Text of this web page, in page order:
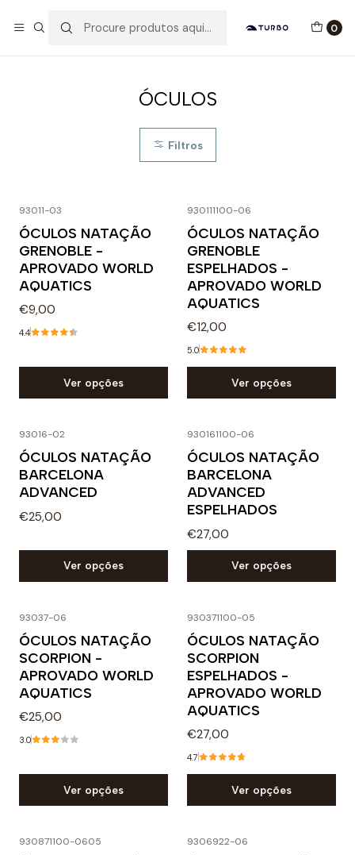
0
ÓCULOS
Filtros
93011-03
ÓCULOS NATAÇÃO
GRENOBLE -
APROVADO WORLD
AQUATICS
€9,00
4.4
Ver opções
930111100-06
ÓCULOS NATAÇÃO
GRENOBLE
ESPELHADOS -
APROVADO WORLD
AQUATICS
€12,00
5.0
Ver opções
93016-02
ÓCULOS NATAÇÃO
BARCELONA
ADVANCED
€25,00
Ver opções
930161100-06
ÓCULOS NATAÇÃO
BARCELONA
ADVANCED
ESPELHADOS
€27,00
Ver opções
93037-06
ÓCULOS NATAÇÃO
SCORPION -
APROVADO WORLD
AQUATICS
€25,00
3.0
Ver opções
930371100-05
ÓCULOS NATAÇÃO
SCORPION
ESPELHADOS -
APROVADO WORLD
AQUATICS
€27,00
4.7
Ver opções
930871100-0605 9306922-06